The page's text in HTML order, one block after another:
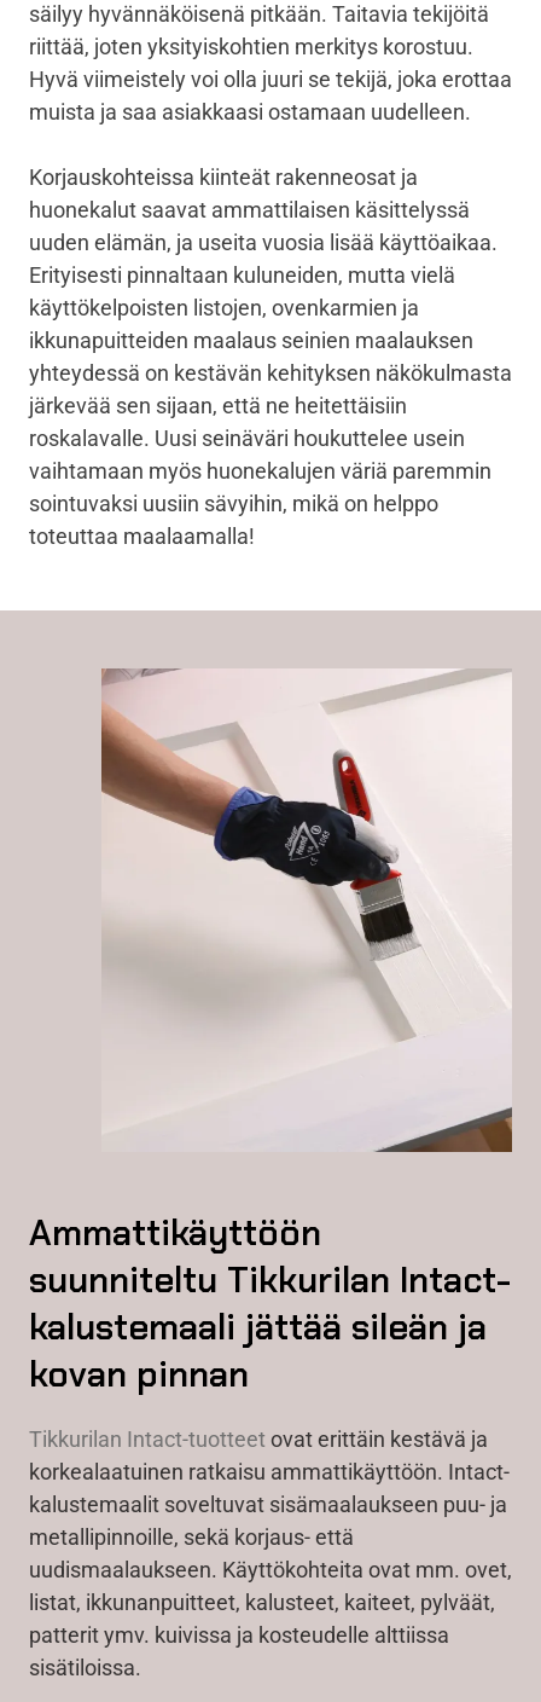
säilyy hyvännäköisenä pitkään. Taitavia tekijöitä
riittää, joten yksityiskohtien merkitys korostuu.
Hyvä viimeistely voi olla juuri se tekijä, joka erottaa
muista ja saa asiakkaasi ostamaan uudelleen.
Korjauskohteissa kiinteät rakenneosat ja
huonekalut saavat ammattilaisen käsittelyssä
uuden elämän, ja useita vuosia lisää käyttöaikaa.
Erityisesti pinnaltaan kuluneiden, mutta vielä
käyttökelpoisten listojen, ovenkarmien ja
ikkunapuitteiden maalaus seinien maalauksen
yhteydessä on kestävän kehityksen näkökulmasta
järkevää sen sijaan, että ne heitettäisiin
roskalavalle. Uusi seinäväri houkuttelee usein
vaihtamaan myös huonekalujen väriä paremmin
sointuvaksi uusiin sävyihin, mikä on helppo
toteuttaa maalaamalla!
Ammattikäyttöön
suunniteltu Tikkurilan Intact-
kalustemaali jättää sileän ja
kovan pinnan
Tikkurilan Intact-tuotteet ovat erittäin kestävä ja
korkealaatuinen ratkaisu ammattikäyttöön. Intact-
kalustemaalit soveltuvat sisämaalaukseen puu- ja
metallipinnoille, sekä korjaus- että
uudismaalaukseen. Käyttökohteita ovat mm. ovet,
listat, ikkunanpuitteet, kalusteet, kaiteet, pylväät,
patterit ymv. kuivissa ja kosteudelle alttiissa
sisätiloissa.